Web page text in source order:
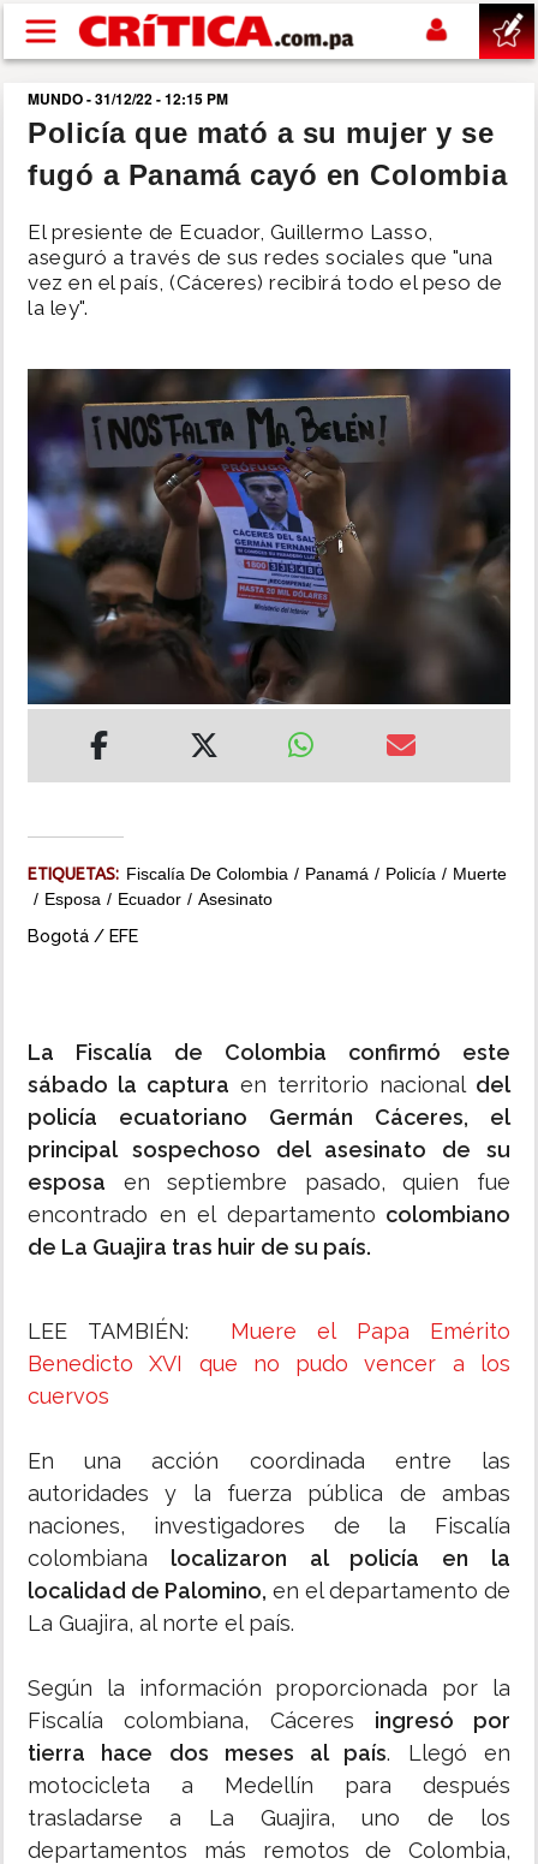
Pasar al contenido principal
buscar
SUCESOS
NACIONAL
POLÍTICA
DEPORTES
MUNDO
INSÓLITAS
MULTIMEDIA
MUNDO - 31/12/22 - 12:15 PM
Policía que mató a su mujer y se
fugó a Panamá cayó en Colombia
El presiente de Ecuador, Guillermo Lasso,
aseguró a través de sus redes sociales que "una
vez en el país, (Cáceres) recibirá todo el peso de
la ley".
ETIQUETAS: Fiscalía De Colombia Panamá Policía
Muerte
Esposa
Ecuador Asesinato
Bogotá / EFE
La Fiscalía de Colombia confirmó este
sábado la captura en territorio nacional del
policía ecuatoriano Germán Cáceres, el
principal sospechoso del asesinato de su
esposa en septiembre pasado, quien fue
encontrado en el departamento colombiano
de La Guajira tras huir de su país.
LEE TAMBIÉN: Muere el Papa Emérito
Benedicto XVI que no pudo vencer a los
cuervos
En una acción coordinada entre las
autoridades y la fuerza pública de ambas
naciones, investigadores de la Fiscalía
colombiana localizaron al policía en la
localidad de Palomino, en el departamento de
La Guajira, al norte el país.
Según la información proporcionada por la
Fiscalía colombiana, Cáceres ingresó por
tierra hace dos meses al país. Llegó en
motocicleta a Medellín para después
trasladarse a La Guajira, uno de los
departamentos más remotos de Colombia,